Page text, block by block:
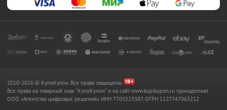
2010-2026 © КупиКупон. Все права защищены.
Все права на товарный знак "КупиКупон" и на сайт www.kupikupon.ru принадлежат
OOO «Агентство цифровых решений» ИНН 7705523387, ОГРН 1127747063212